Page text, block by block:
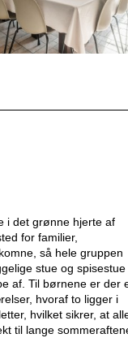
i det grønne hjerte af
for familier,
så hele gruppen
stue og spisestue
af. Til børnene er der
hvoraf to ligger i
hvilket sikrer, at
til lange